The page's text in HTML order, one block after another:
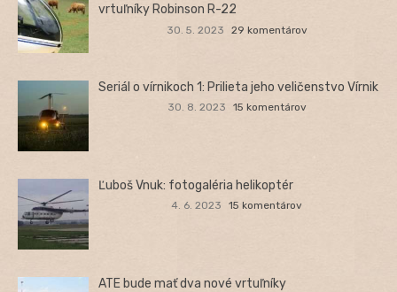
vrtuľníky Robinson R-22
30. 5. 2023 29 komentárov
Seriál o vírnikoch 1: Prilieta jeho veličenstvo Vírnik
30. 8. 2023 15 komentárov
Ľuboš Vnuk: fotogaléria helikoptér
4. 6. 2023 15 komentárov
ATE bude mať dva nové vrtuľníky